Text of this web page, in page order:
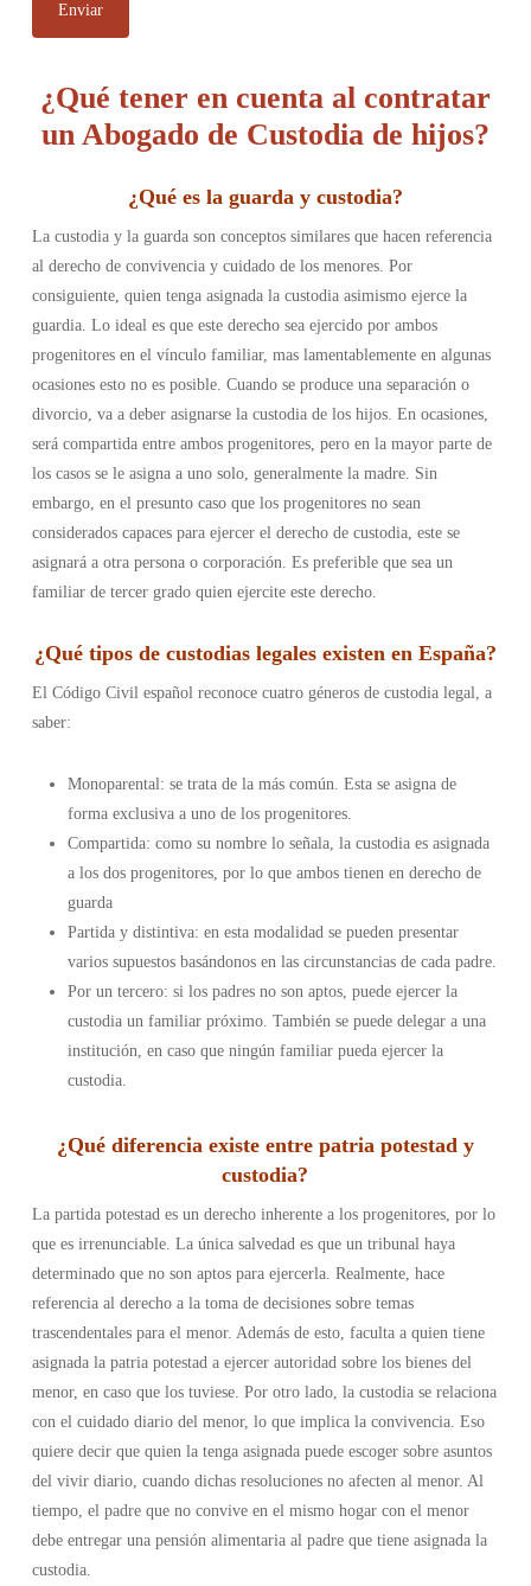
¿Qué tener en cuenta al contratar
un Abogado de Custodia de hijos?
¿Qué es la guarda y custodia?
La custodia y la guarda son conceptos similares que hacen referencia
al derecho de convivencia y cuidado de los menores. Por
consiguiente, quien tenga asignada la custodia asimismo ejerce la
guardia. Lo ideal es que este derecho sea ejercido por ambos
progenitores en el vínculo familiar, mas lamentablemente en algunas
ocasiones esto no es posible. Cuando se produce una separación o
divorcio, va a deber asignarse la custodia de los hijos. En ocasiones,
será compartida entre ambos progenitores, pero en la mayor parte de
los casos se le asigna a uno solo, generalmente la madre. Sin
embargo, en el presunto caso que los progenitores no sean
considerados capaces para ejercer el derecho de custodia, este se
asignará a otra persona o corporación. Es preferible que sea un
familiar de tercer grado quien ejercite este derecho.
¿Qué tipos de custodias legales existen en España?
El Código Civil español reconoce cuatro géneros de custodia legal, a
saber:
Monoparental: se trata de la más común. Esta se asigna de
forma exclusiva a uno de los progenitores.
Compartida: como su nombre lo señala, la custodia es asignada
a los dos progenitores, por lo que ambos tienen en derecho de
guarda
Partida y distintiva: en esta modalidad se pueden presentar
varios supuestos basándonos en las circunstancias de cada padre.
Por un tercero: si los padres no son aptos, puede ejercer la
custodia un familiar próximo. También se puede delegar a una
institución, en caso que ningún familiar pueda ejercer la
custodia.
¿Qué diferencia existe entre patria potestad y
custodia?
La partida potestad es un derecho inherente a los progenitores, por lo
que es irrenunciable. La única salvedad es que un tribunal haya
determinado que no son aptos para ejercerla. Realmente, hace
referencia al derecho a la toma de decisiones sobre temas
trascendentales para el menor. Además de esto, faculta a quien tiene
asignada la patria potestad a ejercer autoridad sobre los bienes del
menor, en caso que los tuviese. Por otro lado, la custodia se relaciona
con el cuidado diario del menor, lo que implica la convivencia. Eso
quiere decir que quien la tenga asignada puede escoger sobre asuntos
del vivir diario, cuando dichas resoluciones no afecten al menor. Al
tiempo, el padre que no convive en el mismo hogar con el menor
debe entregar una pensión alimentaria al padre que tiene asignada la
custodia.